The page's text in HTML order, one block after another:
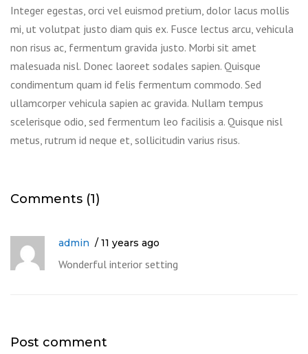
Integer egestas, orci vel euismod pretium, dolor lacus mollis
mi, ut volutpat justo diam quis ex. Fusce lectus arcu, vehicula
non risus ac, fermentum gravida justo. Morbi sit amet
malesuada nisl. Donec laoreet sodales sapien. Quisque
condimentum quam id felis fermentum commodo. Sed
ullamcorper vehicula sapien ac gravida. Nullam tempus
scelerisque odio, sed fermentum leo facilisis a. Quisque nisl
metus, rutrum id neque et, sollicitudin varius risus.
Comments (1)
admin 11 years ago
Wonderful interior setting
Post comment